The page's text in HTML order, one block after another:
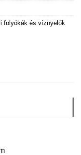
folyókák és víznyelők